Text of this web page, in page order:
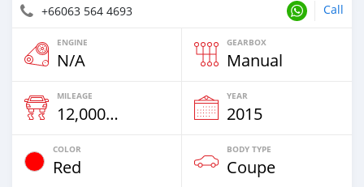
+66063 564 4693 Call
ENGINE
N/A
GEARBOX
Manual
MILEAGE
12,000 Km
YEAR
2015
COLOR
Red
BODY TYPE
Coupe